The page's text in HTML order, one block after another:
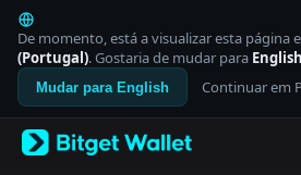
English
日本語
Tiếng Việt
Русский
Español (Latinoamérica)
Italiano
De momento, está a visualizar esta página
(Portugal). Gostaria de mudar para English
Mudar para English Continuar em